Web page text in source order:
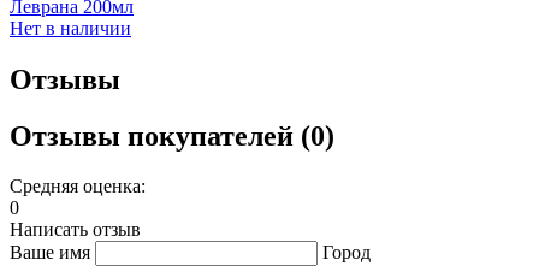
Леврана 200мл
Нет в наличии
Отзывы
Отзывы покупателей (0)
Средняя оценка:
0
Написать отзыв
Ваше имя
Город